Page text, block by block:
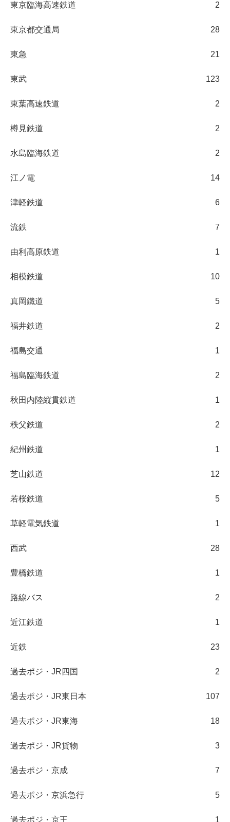
東京臨海高速鉄道 2
東京都交通局 28
東急 21
東武 123
東葉高速鉄道 2
樽見鉄道 2
水島臨海鉄道 2
江ノ電 14
津軽鉄道 6
流鉄 7
由利高原鉄道 1
相模鉄道 10
真岡鐵道 5
福井鉄道 2
福島交通 1
福島臨海鉄道 2
秋田内陸縦貫鉄道 1
秩父鉄道 2
紀州鉄道 1
芝山鉄道 12
若桜鉄道 5
草軽電気鉄道 1
西武 28
豊橋鉄道 1
路線バス 2
近江鉄道 1
近鉄 23
過去ポジ・JR四国 2
過去ポジ・JR東日本 107
過去ポジ・JR東海 18
過去ポジ・JR貨物 3
過去ポジ・京成 7
過去ポジ・京浜急行 5
過去ポジ・京王 1